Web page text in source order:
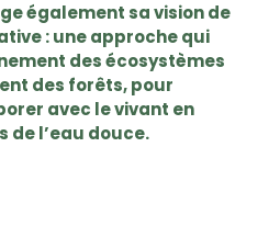
également sa vision de
: une approche qui
des écosystèmes
des forêts, pour
avec le vivant en
de l’eau douce.